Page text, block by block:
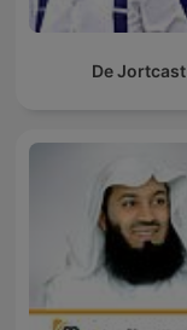
De Jortcast